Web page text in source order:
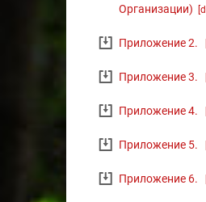
Организации)
Приложение 2.
Приложение 3.
Приложение 4.
Приложение 5.
Приложение 6.